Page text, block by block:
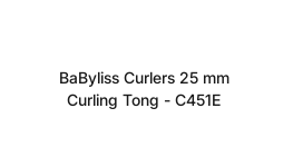
BaByliss Curlers 25 mm
Curling Tong - C451E